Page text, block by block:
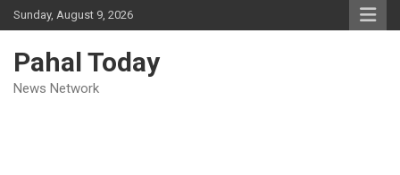
Skip
to
Sunday, August 9, 2026
Pahal Today
News Network